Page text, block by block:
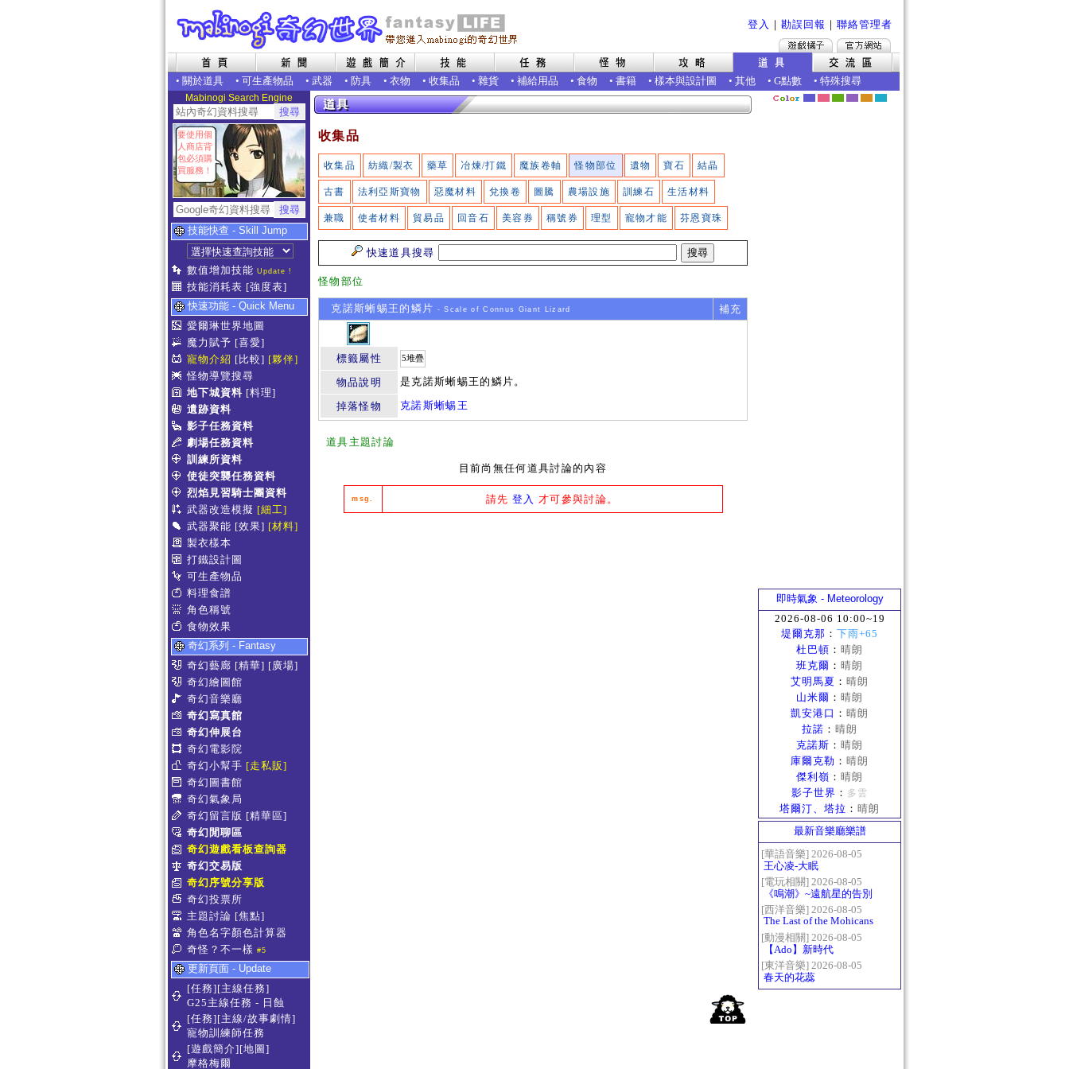
登入 ｜ 勘誤回報 ｜ 聯絡管理者
• 關於道具 • 可生產物品 • 武器 • 防具 • 衣物 • 收集品 • 雜貨 • 補給用品 • 食物 • 書籍 • 樣本與設計圖 • 其他 • G點數 • 特殊搜尋
Mabinogi Search Engine
要使用個
人商店背
包必須購
買服務！
技能快查 - Skill Jump
數值增加技能 Update !
技能消耗表 [強度表]
快速功能 - Quick Menu
愛爾琳世界地圖
魔力賦予 [喜愛]
寵物介紹 [比較] [夥伴]
怪物導覽搜尋
地下城資料 [料理]
遺跡資料
影子任務資料
劇場任務資料
訓練所資料
使徒突襲任務資料
烈焰見習騎士團資料
武器改造模擬 [細工]
武器聚能 [效果] [材料]
製衣樣本
打鐵設計圖
可生產物品
料理食譜
角色稱號
食物效果
奇幻系列 - Fantasy
奇幻藝廊 [精華] [廣場]
奇幻繪圖館
奇幻音樂廳
奇幻寫真館
奇幻伸展台
奇幻電影院
奇幻小幫手 [走私販]
奇幻圖書館
奇幻氣象局
奇幻留言版 [精華區]
奇幻閒聊區
奇幻遊戲看板查詢器
奇幻交易版
奇幻序號分享版
奇幻投票所
主題討論 [焦點]
角色名字顏色計算器
奇怪？不一樣 #5
更新頁面 - Update
[任務][主線任務]
G25主線任務 - 日蝕
[任務][主線/故事劇情]
寵物訓練師任務
[遊戲簡介][地圖]
摩格梅爾
收集品
收集品 紡織/製衣 藥草 冶煉/打鐵 魔族卷軸 怪物部位 遺物 寶石 結晶
古書 法利亞斯寶物 惡魔材料 兌換卷 圖騰 農場設施 訓練石 生活材料
兼職 使者材料 貿易品 回音石 美容券 稱號券 理型 寵物才能 芬恩寶珠
快速道具搜尋
怪物部位
克諾斯蜥蜴王的鱗片 - Scale of Connus Giant Lizard 補充
標籤屬性 5堆疊
物品說明 是克諾斯蜥蜴王的鱗片。
掉落怪物 克諾斯蜥蜴王
道具主題討論
目前尚無任何道具討論的內容
msg. 請先 登入 才可參與討論。
即時氣象 - Meteorology
2026-08-06 10:00~19
堤爾克那 ： 下雨+65
杜巴頓 ： 晴朗
班克爾 ： 晴朗
艾明馬夏 ： 晴朗
山米爾 ： 晴朗
凱安港口 ： 晴朗
拉諾 ： 晴朗
克諾斯 ： 晴朗
庫爾克勒 ： 晴朗
傑利嶺 ： 晴朗
影子世界 ： 多雲
塔爾汀、塔拉 ： 晴朗
最新音樂廳樂譜
[華語音樂] 2026-08-05
王心凌-大眠
[電玩相關] 2026-08-05
《鳴潮》~遠航星的告別
[西洋音樂] 2026-08-05
The Last of the Mohicans
最後的莫西乾人
[動漫相關] 2026-08-05
【Ado】新時代
[東洋音樂] 2026-08-05
春天的花蕊